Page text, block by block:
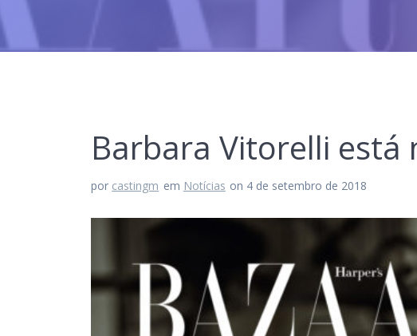
Barbara Vitorelli está
por castingm em Notícias on 4 de setembro de 2018